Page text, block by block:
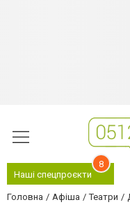
Наші спецпроєкти
8
Головна Афіша Театри